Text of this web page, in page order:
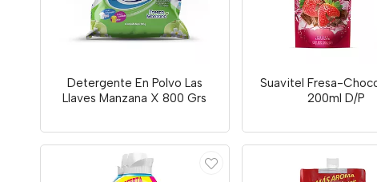
Detergente En Polvo Las
Llaves Manzana X 800 Grs
Suavitel Fresa-
200ml D/P